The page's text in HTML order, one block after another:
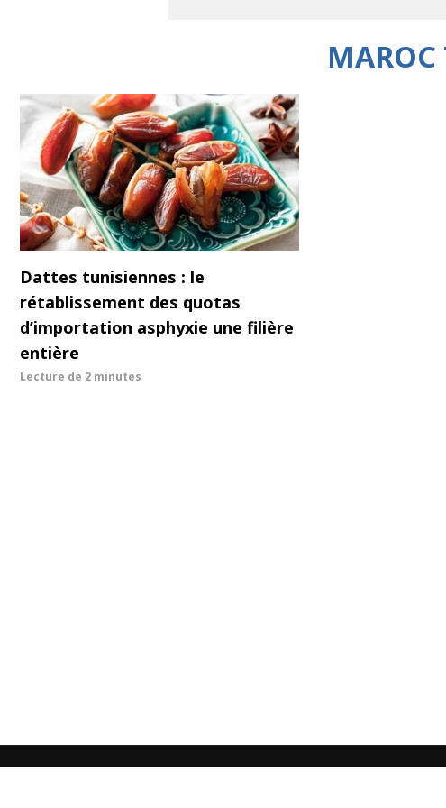
MAROC
Dattes tunisiennes : le
rétablissement des quotas
d’importation asphyxie une filière
entière
Lecture de 2 minutes